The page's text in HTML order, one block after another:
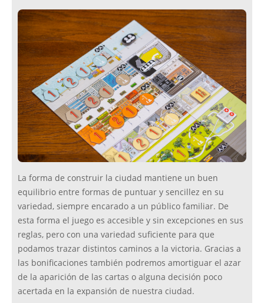
La forma de construir la ciudad mantiene un buen
equilibrio entre formas de puntuar y sencillez en su
variedad, siempre encarado a un público familiar. De
esta forma el juego es accesible y sin excepciones en sus
reglas, pero con una variedad suficiente para que
podamos trazar distintos caminos a la victoria. Gracias a
las bonificaciones también podremos amortiguar el azar
de la aparición de las cartas o alguna decisión poco
acertada en la expansión de nuestra ciudad.